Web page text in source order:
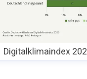
Digitalklimaindex